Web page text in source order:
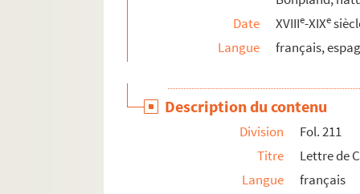
633. Recueil
634. Recueil
Date
XVIIIe-XIXe
Langue
français,
Description du contenu
Division
Fol. 211
Titre
Lettre de
Langue
français